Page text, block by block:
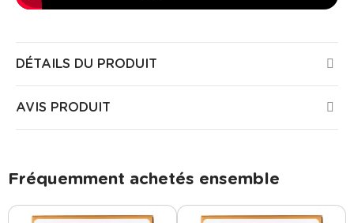
DÉTAILS DU PRODUIT
AVIS PRODUIT
Fréquemment achetés ensemble